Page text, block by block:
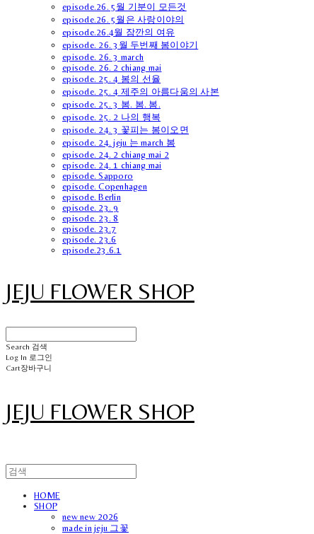
episode.26. 5월 기분이 모든것
episode.26. 5월은 사랑이야의
episode.26.4월 잠깐의 여유
episode. 26. 3월 두번째 봄이야기
episode. 26. 3 march
episode. 26. 2 chiang mai
episode. 25. 4 봄의 선율
episode. 25. 4 제주의 아름다움의 사본
episode. 25. 3 봄. 봄. 봄.
episode. 25. 2 나의 행복
episode. 24. 3 꽃피는 봄이오면
episode. 24. jeju 는 march 봄
episode. 24. 2 chiang mai 2
episode. 24. 1 chiang mai
episode. Sapporo
episode. Copenhagen
episode. Berlin
episode. 23. 9
episode. 23. 8
episode. 23.7
episode. 23.6
episode.23.6.1
JEJU FLOWER SHOP
Search 검색
Log In 로그인
Cart장바구니
JEJU FLOWER SHOP
HOME
SHOP
new new 2026
made in jeju 그꽃